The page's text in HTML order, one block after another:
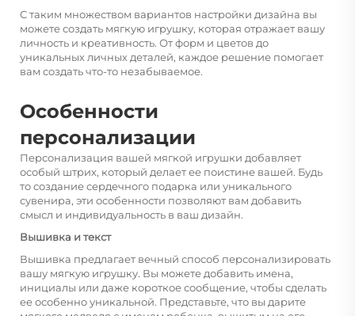
С таким множеством вариантов настройки дизайна вы
можете создать мягкую игрушку, которая отражает вашу
личность и креативность. От форм и цветов до
уникальных личных деталей, каждое решение помогает
вам создать что-то незабываемое.
Особенности
персонализации
Персонализация вашей мягкой игрушки добавляет
особый штрих, который делает ее поистине вашей. Будь
то создание сердечного подарка или уникального
сувенира, эти особенности позволяют вам добавить
смысл и индивидуальность в ваш дизайн.
Вышивка и текст
Вышивка предлагает вечный способ персонализировать
вашу мягкую игрушку. Вы можете добавить имена,
инициалы или даже короткое сообщение, чтобы сделать
ее особенно уникальной. Представьте, что вы дарите